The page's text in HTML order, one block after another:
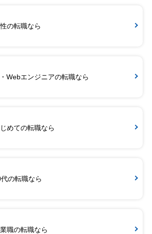
の転職なら
Webエンジニアの転職なら
めての転職なら
の転職なら
職の転職なら